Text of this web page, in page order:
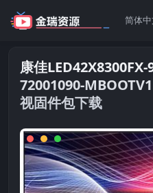
康佳
72001090-
视固件包下载